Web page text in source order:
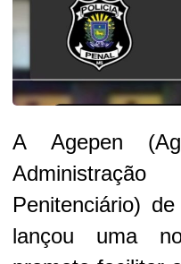
A Agepen
Penitenciário)
lançou uma